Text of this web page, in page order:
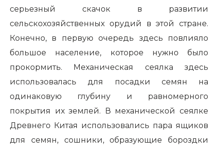
серьезный скачок в развитии
сельскохозяйственных орудий в этой стране.
Конечно, в первую очередь здесь повлияло
большое население, которое нужно было
прокормить. Механическая сеялка здесь
использовалась для посадки семян на
одинаковую глубину и равномерного
покрытия их землей. В механической сеялке
Древнего Китая использовались пара ящиков
для семян, сошники, образующие бороздки